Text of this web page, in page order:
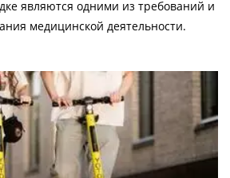
являются одними из требований и
медицинской деятельности.